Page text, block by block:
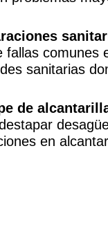
fallas comunes
sanitarias
de
en